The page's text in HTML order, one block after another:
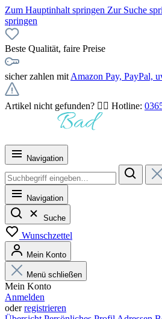
Zum Hauptinhalt springen Zur Suche
springen
Beste Qualität, faire Preise
sicher zahlen mit Amazon Pay, PayPal,
Artikel nicht gefunden? 👉🏻 Hotline:
Navigation
Navigation
Suche
Wunschzettel
Mein Konto
Menü schließen
Mein Konto
Anmelden
oderregistrieren